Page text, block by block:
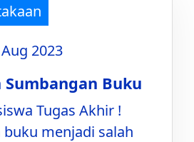
2023
Buku
Tugas Akhir !
buku menjadi salah